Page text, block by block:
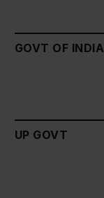
GOVT OF INDIA
UP GOVT